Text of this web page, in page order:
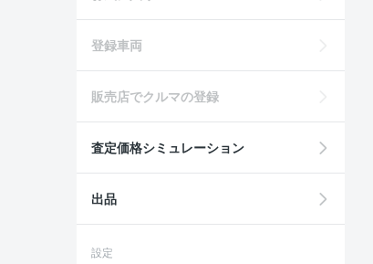
登録車両
販売店でクルマの登録
査定価格シミュレーション
出品
設定